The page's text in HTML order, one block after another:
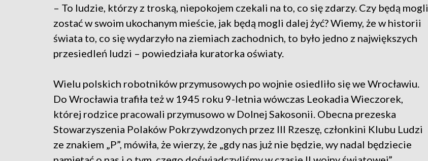
– To ludzie, którzy z troską, niepokojem czekali na to, co się zdarzy. Czy będą mogli
zostać w swoim ukochanym mieście, jak będą mogli dalej żyć? Wiemy, że w historii
świata to, co się wydarzyło na ziemiach zachodnich, to było jedno z największych
przesiedleń ludzi – powiedziała kuratorka oświaty.
Wielu polskich robotników przymusowych po wojnie osiedliło się we Wrocławiu.
Do Wrocławia trafiła też w 1945 roku 9-letnia wówczas Leokadia Wieczorek,
której rodzice pracowali przymusowo w Dolnej Sakosonii. Obecna prezeska
Stowarzyszenia Polaków Pokrzywdzonych przez III Rzeszę, członkini Klubu Ludzi
ze znakiem „P”, mówiła, że wierzy, że „gdy nas już nie będzie, wy nadal będziecie